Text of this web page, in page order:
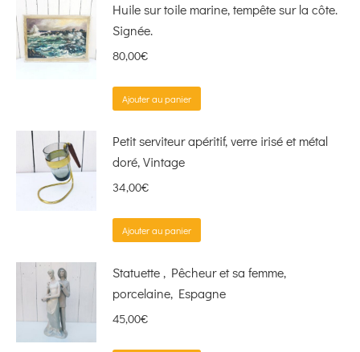
Huile sur toile marine, tempête sur la côte.
Signée.
80,00€
Ajouter au panier
Petit serviteur apéritif, verre irisé et métal
doré, Vintage
34,00€
Ajouter au panier
Statuette , Pêcheur et sa femme,
porcelaine, Espagne
45,00€